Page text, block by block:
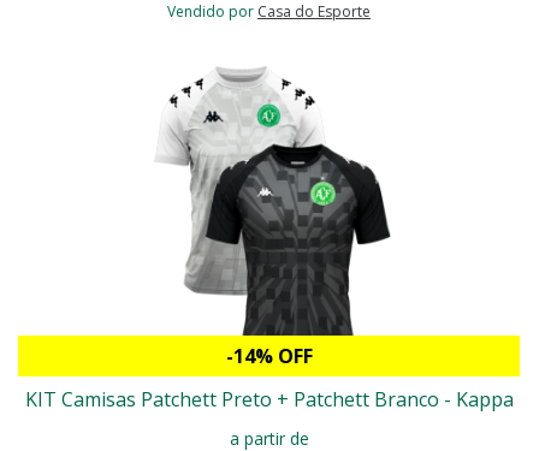
Vendido por Casa do Esporte
-14% OFF
KIT Camisas Patchett Preto + Patchett Branco - Kappa
a partir de